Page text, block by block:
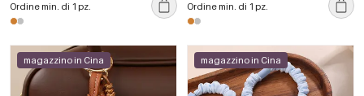
Ordine min. di 1 pz. Ordine min. di 1 pz.
magazzino in Cina magazzino in Cina